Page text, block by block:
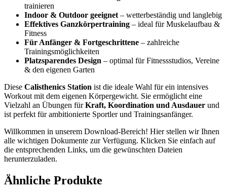
trainieren
Indoor & Outdoor geeignet – wetterbeständig und langlebig
Effektives Ganzkörpertraining – ideal für Muskelaufbau &
Fitness
Für Anfänger & Fortgeschrittene – zahlreiche
Trainingsmöglichkeiten
Platzsparendes Design – optimal für Fitnessstudios, Vereine
& den eigenen Garten
Diese Calisthenics Station ist die ideale Wahl für ein intensives
Workout mit dem eigenen Körpergewicht. Sie ermöglicht eine
Vielzahl an Übungen fürKraft, Koordination und Ausdauer und
ist perfekt für ambitionierte Sportler und Trainingsanfänger.
Willkommen in unserem Download-Bereich! Hier stellen wir Ihnen
alle wichtigen Dokumente zur Verfügung. Klicken Sie einfach auf
die entsprechenden Links, um die gewünschten Dateien
herunterzuladen.
Ähnliche Produkte